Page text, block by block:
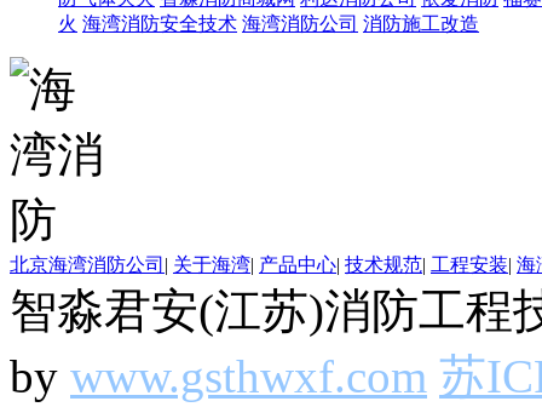
火 海湾消防安全技术 海湾消防公司 消防施工改造
北京海湾消防公司 | 关于海湾| 产品中心| 技术规范| 工程安装| 海
智淼君安(江苏)消防工程
by www.gsthwxf.com 苏